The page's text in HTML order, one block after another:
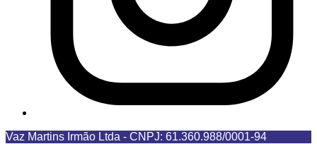
Vaz Martins Irmão Ltda - CNPJ: 61.360.988/0001-94